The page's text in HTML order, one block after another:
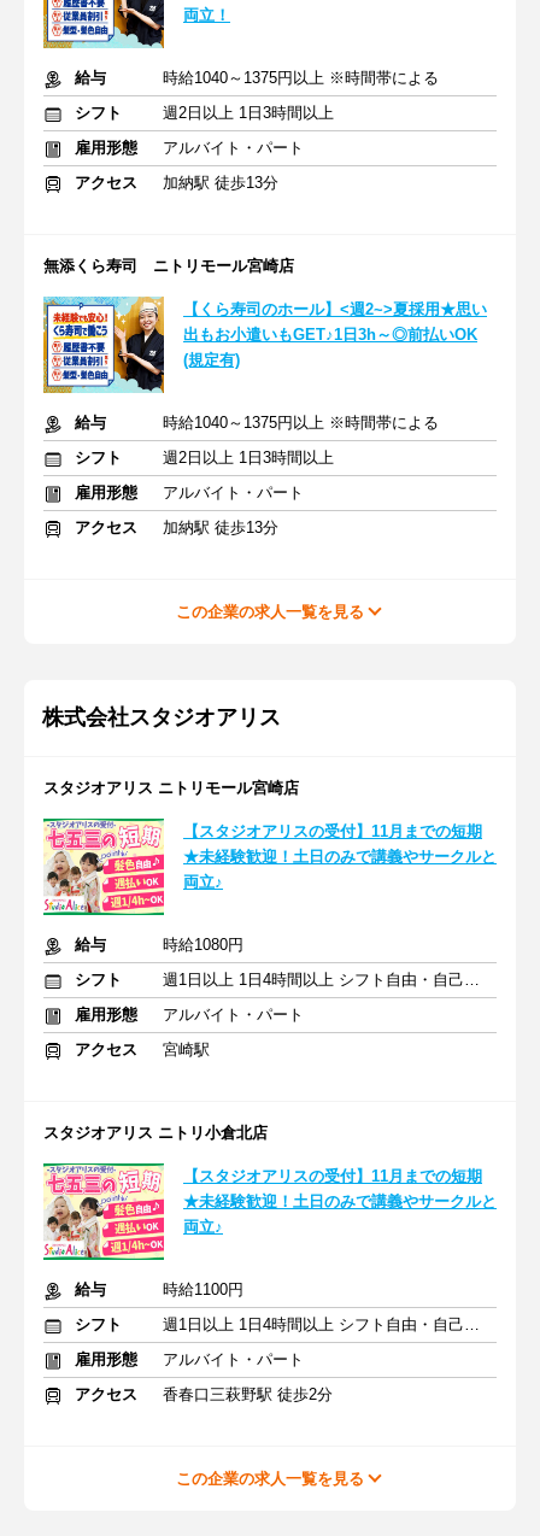
両立！
給与
時給1040～1375円以上 ※時間帯による
シフト
週2日以上 1日3時間以上
雇用形態
アルバイト・パート
アクセス
加納駅 徒歩13分
無添くら寿司 ニトリモール宮崎店
【くら寿司のホール】<週2~>夏採用★思い
出もお小遣いもGET♪1日3h～◎前払いOK
(規定有)
給与
時給1040～1375円以上 ※時間帯による
シフト
週2日以上 1日3時間以上
雇用形態
アルバイト・パート
アクセス
加納駅 徒歩13分
この企業の求人一覧を見る
株式会社スタジオアリス
スタジオアリス ニトリモール宮崎店
【スタジオアリスの受付】11月までの短期
★未経験歓迎！土日のみで講義やサークルと
両立♪
給与
時給1080円
シフト
週1日以上 1日4時間以上 シフト自由・自己申告
雇用形態
アルバイト・パート
アクセス
宮崎駅
スタジオアリス ニトリ小倉北店
【スタジオアリスの受付】11月までの短期
★未経験歓迎！土日のみで講義やサークルと
両立♪
給与
時給1100円
シフト
週1日以上 1日4時間以上 シフト自由・自己申告
雇用形態
アルバイト・パート
アクセス
香春口三萩野駅 徒歩2分
この企業の求人一覧を見る